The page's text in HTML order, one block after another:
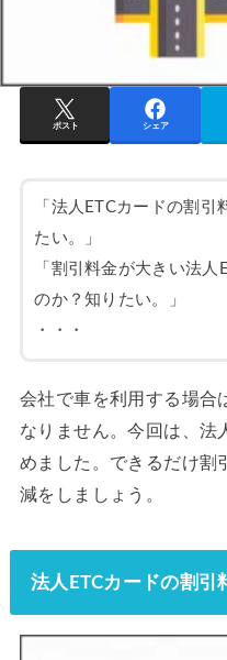
ポスト シェア
「法人ETCカードの割引
たい。」
「割引料金が大きい法人
のか？知りたい。」
・・・
会社で車を利用する場合
なりません。今回は、法
めました。できるだけ割
減をしましょう。
法人ETCカードの割引